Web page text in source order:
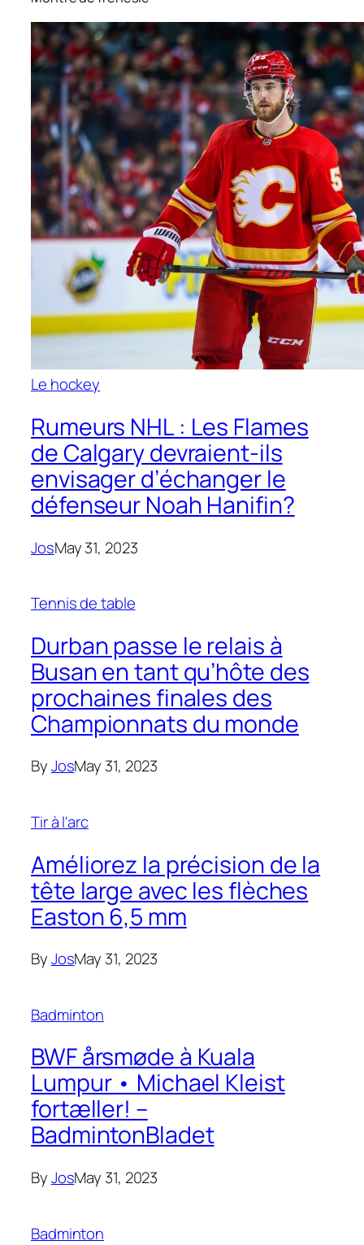
Le hockey
Rumeurs NHL : Les Flames
de Calgary devraient-ils
envisager d’échanger le
défenseur Noah Hanifin?
JosMay 31, 2023
Tennis de table
Durban passe le relais à
Busan en tant qu’hôte des
prochaines finales des
Championnats du monde
ByJosMay 31, 2023
Tir à l'arc
Améliorez la précision de la
tête large avec les flèches
Easton 6,5 mm
ByJosMay 31, 2023
Badminton
BWF årsmøde à Kuala
Lumpur • Michael Kleist
fortæller! –
BadmintonBladet
ByJosMay 31, 2023
Badminton